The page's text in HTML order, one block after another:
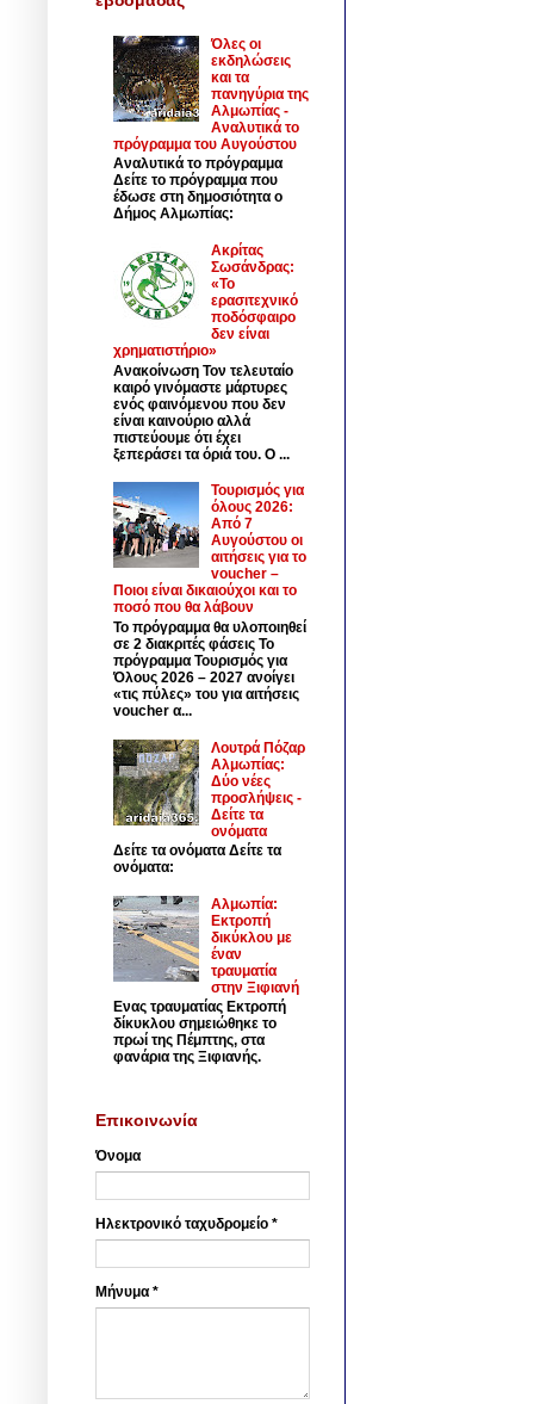
Όλες οι
εκδηλώσεις
και τα
πανηγύρια της
Αλμωπίας -
Αναλυτικά το
πρόγραμμα του Αυγούστου
Αναλυτικά το πρόγραμμα
Δείτε το πρόγραμμα που
έδωσε στη δημοσιότητα ο
Δήμος Αλμωπίας:
Ακρίτας
Σωσάνδρας:
«Το
ερασιτεχνικό
ποδόσφαιρο
δεν είναι
χρηματιστήριο»
Ανακοίνωση Τον τελευταίο
καιρό γινόμαστε μάρτυρες
ενός φαινόμενου που δεν
είναι καινούριο αλλά
πιστεύουμε ότι έχει
ξεπεράσει τα όριά του. Ο ...
Τουρισμός για
όλους 2026:
Από 7
Αυγούστου οι
αιτήσεις για το
voucher –
Ποιοι είναι δικαιούχοι και το
ποσό που θα λάβουν
Το πρόγραμμα θα υλοποιηθεί
σε 2 διακριτές φάσεις Το
πρόγραμμα Τουρισμός για
Όλους 2026 – 2027 ανοίγει
«τις πύλες» του για αιτήσεις
voucher α...
Λουτρά Πόζαρ
Αλμωπίας:
Δύο νέες
προσλήψεις -
Δείτε τα
ονόματα
Δείτε τα ονόματα Δείτε τα
ονόματα:
Αλμωπία:
Εκτροπή
δικύκλου με
έναν
τραυματία
στην Ξιφιανή
Ενας τραυματίας Εκτροπή
δίκυκλου σημειώθηκε το
πρωί της Πέμπτης, στα
φανάρια της Ξιφιανής.
Επικοινωνία
Όνομα
Ηλεκτρονικό ταχυδρομείο *
Μήνυμα *